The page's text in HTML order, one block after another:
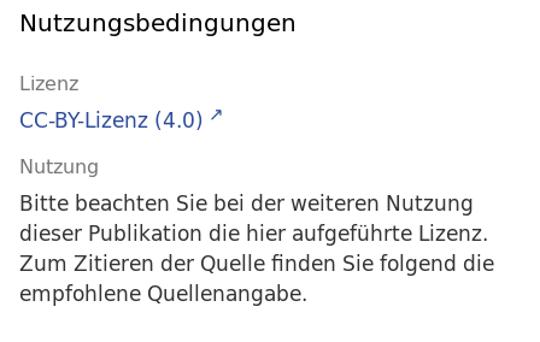
Nutzungsbedingungen
Lizenz
CC-BY-Lizenz (4.0)
Nutzung
Bitte beachten Sie bei der weiteren Nutzung
dieser Publikation die hier aufgeführte Lizenz.
Zum Zitieren der Quelle finden Sie folgend die
empfohlene Quellenangabe.